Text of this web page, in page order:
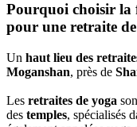
Pourquoi choisir la
pour une retraite
Un haut lieu des
Moganshan, près de
Les retraites de yoga
des temples, spécialisés